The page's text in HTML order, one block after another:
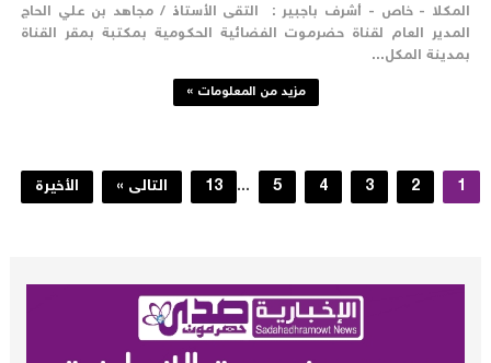
- خاص - أشرف باجبير : التقى الأستاذ / مجاهد بن علي الحاج
العام لقناة حضرموت الفضائية الحكومية بمكتبة بمقر القناة
المكل...
مزيد من المعلومات »
13 التالى » الأخيرة